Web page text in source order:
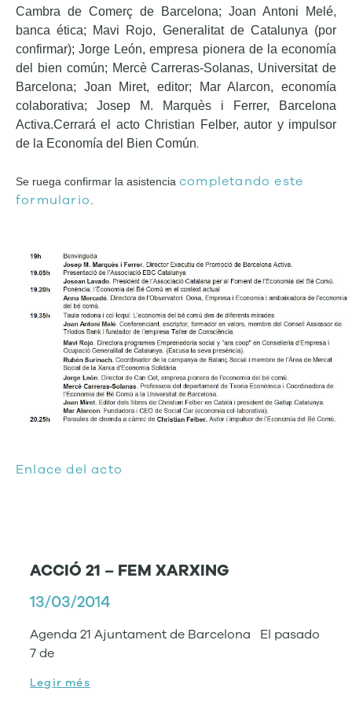
Cambra de Comerç de Barcelona; Joan Antoni Melé,
banca ética; Mavi Rojo, Generalitat de Catalunya (por
confirmar); Jorge León, empresa pionera de la economía
del bien común; Mercè Carreras-Solanas, Universitat de
Barcelona; Joan Miret, editor; Mar Alarcon, economía
colaborativa; Josep M. Marquès i Ferrer, Barcelona
Activa.Cerrará el acto Christian Felber, autor y impulsor
de la Economía del Bien Común.
Se ruega confirmar la asistencia completando este
formulario
Enlace del acto
ACCIÓ 21 – FEM XARXING
13/03/2014
Agenda 21 Ajuntament de Barcelona El pasado
7 de
Legir més